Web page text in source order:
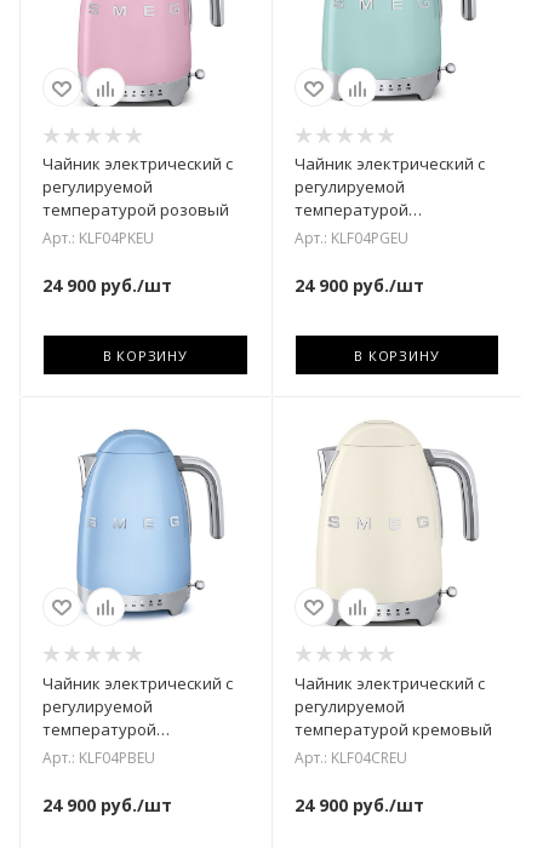
Чайник электрический с
регулируемой
температурой розовый
Арт.: KLF04PKEU
24 900 руб./шт
В КОРЗИНУ
Чайник электрический с
регулируемой
температурой
пастельный зеленый
Арт.: KLF04PGEU
24 900руб./шт
В КОРЗИНУ
Чайник электрический с
регулируемой
температурой
пастельный голубой
Арт.: KLF04PBEU
24 900 руб./шт
Чайник электрический с
регулируемой
температурой кремовый
Арт.: KLF04CREU
24 900руб./шт